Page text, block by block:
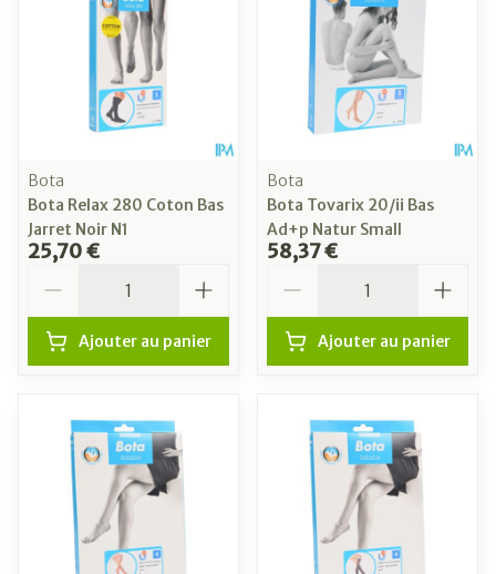
Bota
Bota Relax 280 Coton Bas
Jarret Noir N1
25,70 €
Ajouter au panier
Bota
Bota Tovarix 20/ii Bas
Ad+p Natur Small
58,37 €
Ajouter au panier